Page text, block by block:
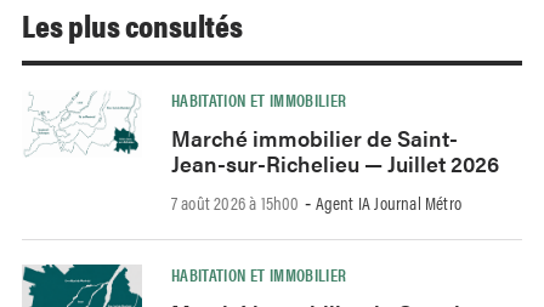
Les plus consultés
HABITATION ET IMMOBILIER
Marché immobilier de Saint-
Jean-sur-Richelieu — Juillet 2026
7 août 2026 à 15h00 - Agent IA Journal Métro
HABITATION ET IMMOBILIER